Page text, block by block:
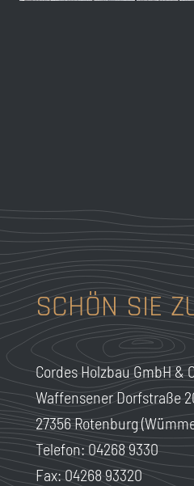
SCHÖN SIE
Cordes Holzbau GmbH &
Waffensener Dorfstraße
27356 Rotenburg
Telefon: 04268 9330
Fax: 04268 93320